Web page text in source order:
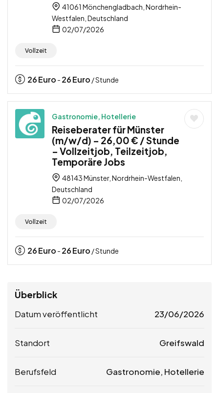
41061 Mönchengladbach, Nordrhein-
Westfalen, Deutschland
02/07/2026
Vollzeit
26Euro - 26Euro / Stunde
Gastronomie, Hotellerie
Reiseberater für Münster
(m/w/d) – 26,00 € / Stunde
– Vollzeitjob, Teilzeitjob,
Temporäre Jobs
48143 Münster, Nordrhein-Westfalen,
Deutschland
02/07/2026
Vollzeit
26Euro - 26Euro / Stunde
Überblick
Datum veröffentlicht 23/06/2026
Standort Greifswald
Berufsfeld Gastronomie, Hotellerie